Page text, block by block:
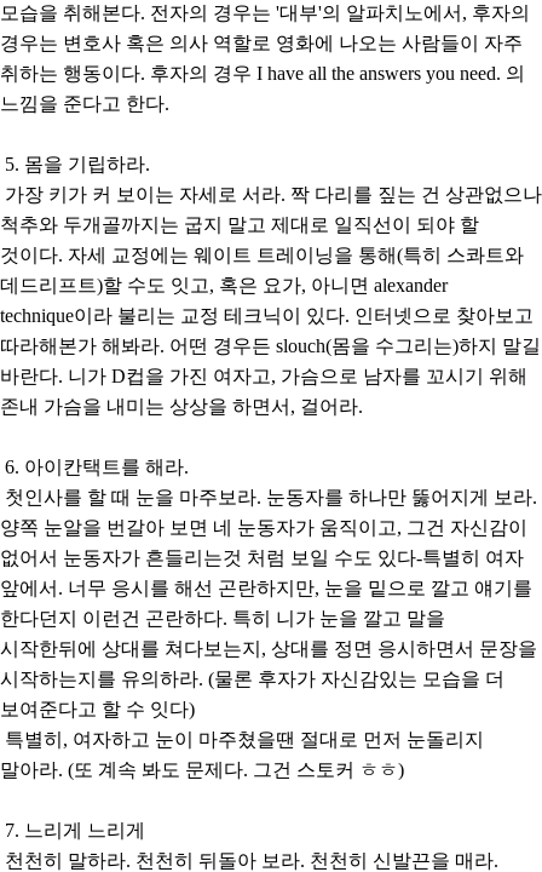
모습을 취해본다. 전자의 경우는 '대부'의 알파치노에서, 후자의
경우는 변호사 혹은 의사 역할로 영화에 나오는 사람들이 자주
취하는 행동이다. 후자의 경우 I have all the answers you need. 의
느낌을 준다고 한다.
5. 몸을 기립하라.
가장 키가 커 보이는 자세로 서라. 짝 다리를 짚는 건 상관없으나
척추와 두개골까지는 굽지 말고 제대로 일직선이 되야 할
것이다. 자세 교정에는 웨이트 트레이닝을 통해(특히 스콰트와
데드리프트)할 수도 잇고, 혹은 요가, 아니면 alexander
technique이라 불리는 교정 테크닉이 있다. 인터넷으로 찾아보고
따라해본가 해봐라. 어떤 경우든 slouch(몸을 수그리는)하지 말길
바란다. 니가 D컵을 가진 여자고, 가슴으로 남자를 꼬시기 위해
존내 가슴을 내미는 상상을 하면서, 걸어라.
6. 아이칸택트를 해라.
첫인사를 할 때 눈을 마주보라. 눈동자를 하나만 뚫어지게 보라.
양쪽 눈알을 번갈아 보면 네 눈동자가 움직이고, 그건 자신감이
없어서 눈동자가 흔들리는것 처럼 보일 수도 있다-특별히 여자
앞에서. 너무 응시를 해선 곤란하지만, 눈을 밑으로 깔고 얘기를
한다던지 이런건 곤란하다. 특히 니가 눈을 깔고 말을
시작한뒤에 상대를 쳐다보는지, 상대를 정면 응시하면서 문장을
시작하는지를 유의하라. (물론 후자가 자신감있는 모습을 더
보여준다고 할 수 잇다)
특별히, 여자하고 눈이 마주쳤을땐 절대로 먼저 눈돌리지
말아라. (또 계속 봐도 문제다. 그건 스토커 ㅎㅎ)
7. 느리게 느리게
천천히 말하라. 천천히 뒤돌아 보라. 천천히 신발끈을 매라.